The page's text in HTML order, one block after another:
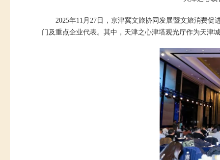
2025年11月27日，京津冀文旅协同发展暨文旅消费
门及重点企业代表。其中，天津之心津塔观光厅作为天津